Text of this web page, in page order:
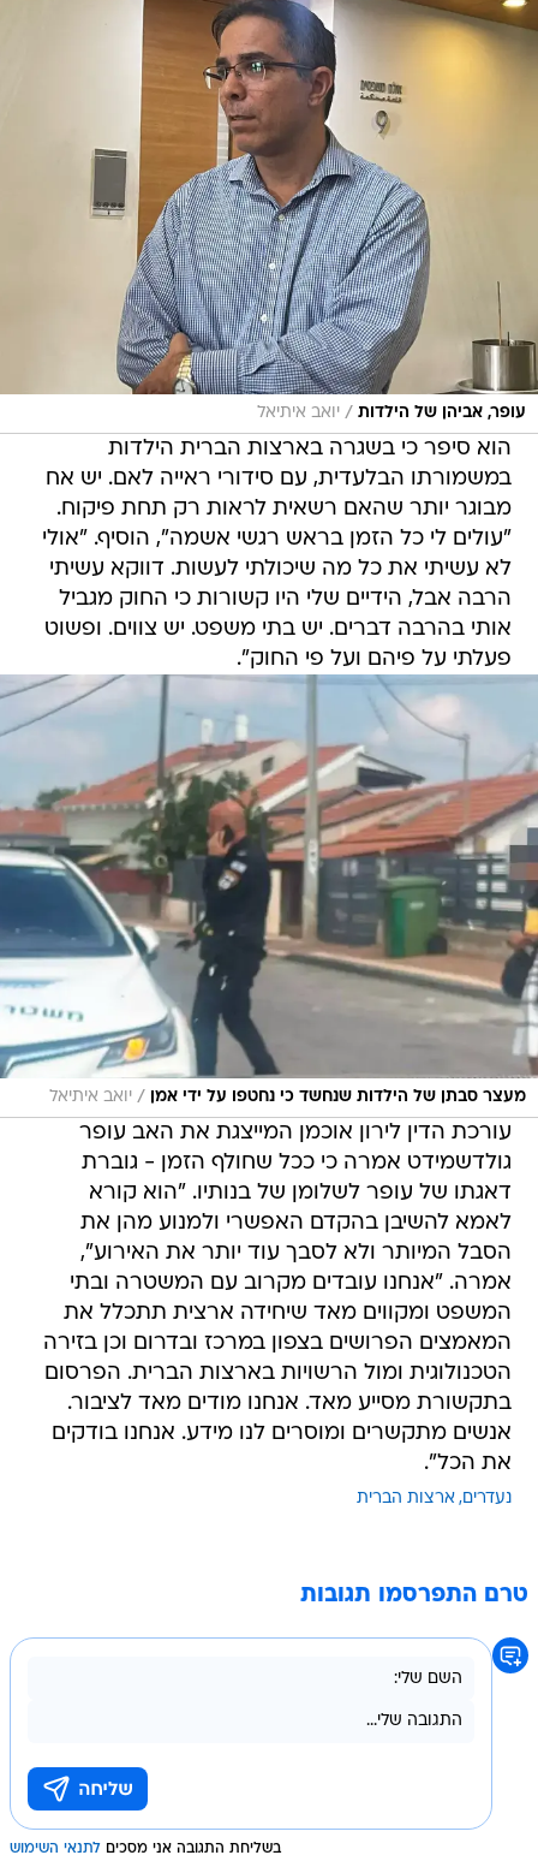
עופר, אביהן של הילדות / יואב איתיאל
הוא סיפר כי בשגרה בארצות הברית הילדות
במשמורתו הבלעדית, עם סידורי ראייה לאם. יש אח
מבוגר יותר שהאם רשאית לראות רק תחת פיקוח.
"עולים לי כל הזמן בראש רגשי אשמה", הוסיף. "אולי
לא עשיתי את כל מה שיכולתי לעשות. דווקא עשיתי
הרבה אבל, הידיים שלי היו קשורות כי החוק מגביל
אותי בהרבה דברים. יש בתי משפט. יש צווים. ופשוט
פעלתי על פיהם ועל פי החוק".
מעצר סבתן של הילדות שנחשד כי נחטפו על ידי אמן / יואב איתיאל
עורכת הדין לירון אוכמן המייצגת את האב עופר
גולדשמידט אמרה כי ככל שחולף הזמן - גוברת
דאגתו של עופר לשלומן של בנותיו. "הוא קורא
לאמא להשיבן בהקדם האפשרי ולמנוע מהן את
הסבל המיותר ולא לסבך עוד יותר את האירוע",
אמרה. "אנחנו עובדים מקרוב עם המשטרה ובתי
המשפט ומקווים מאד שיחידה ארצית תתכלל את
המאמצים הפרושים בצפון במרכז ובדרום וכן בזירה
הטכנולוגית ומול הרשויות בארצות הברית. הפרסום
בתקשורת מסייע מאד. אנחנו מודים מאד לציבור.
אנשים מתקשרים ומוסרים לנו מידע. אנחנו בודקים
את הכל".
נעדרים ארצות הברית
טרם התפרסמו תגובות
בשליחת התגובה אני מסכים לתנאי השימוש